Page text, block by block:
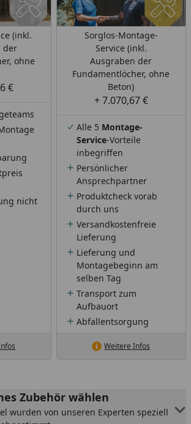
(inkl.
der
ohne
€
nicht
Sorglos-Montage-
Service (inkl.
Ausgraben der
Fundamentlöcher, ohne
Beton)
+ 7.070,67 €
Alle 5 Montage-
Service-Vorteile
inbegriffen
Persönlicher
Ansprechpartner
Produktcheck vorab
durch uns
Versandkostenfreie
Lieferung
Lieferung und
Montagebeginn am
selben Tag
Transport zum
Aufbauort
Abfallentsorgung
Weitere Infos
Zubehör wählen
wurden von unseren Experten speziell